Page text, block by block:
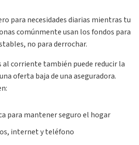
para necesidades diarias mientras tu
comúnmente usan los fondos para
no para derrochar.
al corriente también puede reducir la
oferta baja de una aseguradora.
para mantener seguro el hogar
internet y teléfono